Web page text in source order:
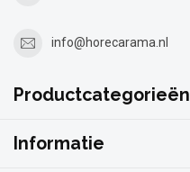
info@horecarama.nl
Productcategorieën
Informatie